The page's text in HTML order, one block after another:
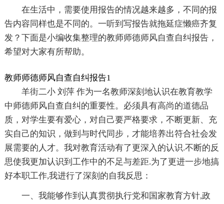
在生活中，需要使用报告的情况越来越多，不同的报
告内容同样也是不同的。一听到写报告就拖延症懒癌齐复
发？下面是小编收集整理的教师师德师风自查自纠报告，
希望对大家有所帮助。
教师师德师风自查自纠报告1
羊街二小 刘萍 作为一名教师深刻地认识在教育教学
中师德师风自查自纠的重要性。必须具有高尚的道德品
质，对学生要有爱心，对自己要严格要求，不断更新、充
实自己的知识，做到与时代同步，才能培养出符合社会发
展需要的人才。我对教育活动有了更深入的认识.不断的反
思使我更加认识到工作中的不足与差距.为了更进一步地搞
好本职工作,我进行了深刻的自我反思：
一、我能够作到认真贯彻执行党和国家教育方针,政